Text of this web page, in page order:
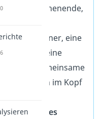
Wochenende,
Dinner, eine
oder eine
— gemeinsame
bleiben im Kopf